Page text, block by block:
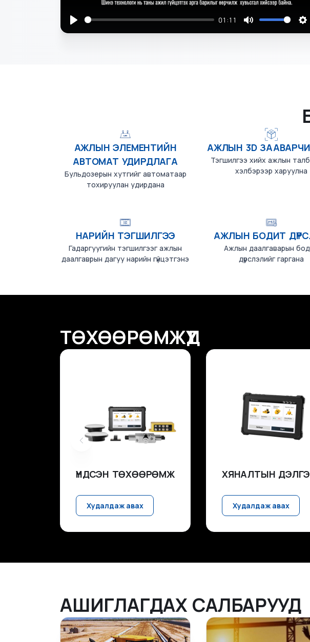
Play
01:11
Mute
АЖЛЫН ЭЛЕМЕНТИЙН
АВТОМАТ УДИРДЛАГА
Бульдозерын хутгийг автоматаар
тохируулан удирдана
АЖЛЫН 3D
Тэгшилгээ хийх ажлын
хэлбэрээр харуулна
НАРИЙН ТЭГШИЛГЭЭ
Гадаргуугийн тэгшилгээг ажлын
даалгаврын дагуу нарийн гүйцэтгэнэ
АЖЛЫН БОДИТ
Ажлын даалгаварын
дүрслэлийг гаргана
ТӨХӨӨРӨМЖҮҮД
ҮНДСЭН ТӨХӨӨРӨМЖ
Худалдаж авах
ХЯНАЛТЫН
Худалдаж авах
АШИГЛАГДАХ САЛБАРУУД